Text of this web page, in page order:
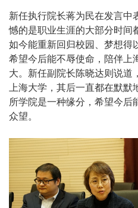
新任执行院长蒋为民在发言中
憾的是职业生涯的大部分时间
如今能重新回归校园、梦想得
希望今后能不辱使命，陪伴上
大。新任副院长陈晓达则说道
上海大学，其后一直都在默默
所学院是一种缘分，希望今后
众望。